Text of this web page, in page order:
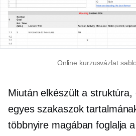
Online kurzusvázlat
Miután elkészült a struktúra,
egyes szakaszok
többnyire magában foglalja